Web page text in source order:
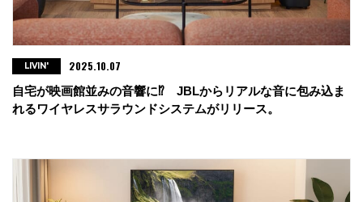
自宅が映画館並みの音響に⁉︎ JBLからリアルな音に包み込ま
れるワイヤレスサラウンドシステムがリリース。
LIVIN' 2025.10.07